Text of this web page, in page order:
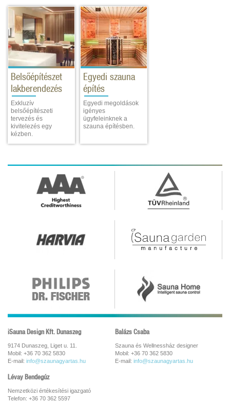
Belsőépítészet
lakberendezés
Exkluzív
belsőépítészeti
tervezés és
kivitelezés egy
kézben.
Egyedi szauna
építés
Egyedi megoldások
igényes
ügyfeleinknek a
szauna építésben.
iSauna Design Kft. Dunaszeg
9174 Dunaszeg, Liget u. 11.
Mobil: +36 70 362 5830
E-mail: info@szaunagyartas.hu
Balázs Csaba
Szauna és Wellnessház designer
Mobil: +36 70 362 5830
E-mail: info@szaunagyartas.hu
Lévay Bendegúz
Nemzetközi értékesítési igazgató
Telefon: +36 70 362 5597